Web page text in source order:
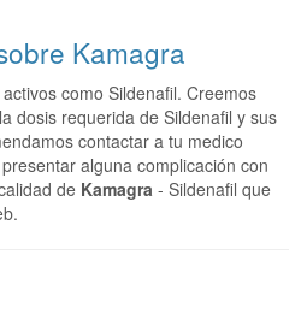
Kamagra
como Sildenafil. Creemos
dosis requerida de Sildenafil y sus
contactar a tu medico
alguna complicación con
de Kamagra - Sildenafil que